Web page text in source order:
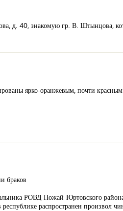
д. 40, знакомую гр. В. Штынцова,
ярко-оранжевым, почти
браков
РОВД Ножай-Юртовского
распространен произвол